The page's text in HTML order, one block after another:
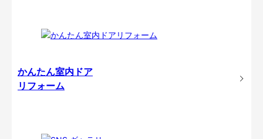
かんたん室内ドア
リフォーム